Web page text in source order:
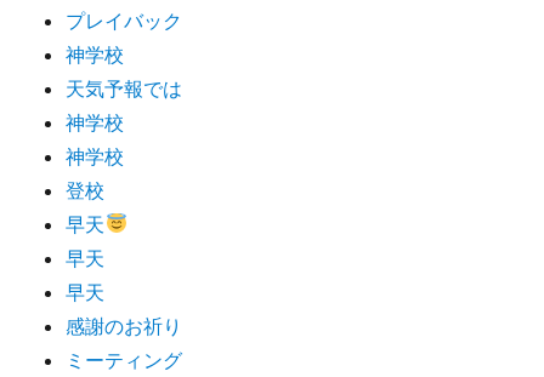
プレイバック
神学校
天気予報では
神学校
神学校
登校
早天
早天
早天
感謝のお祈り
ミーティング